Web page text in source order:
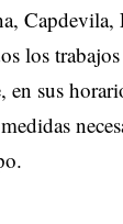
los
en sus